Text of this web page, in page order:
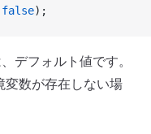
false);
デフォルト値です。
変数が存在しない場